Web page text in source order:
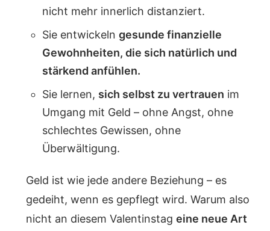
nicht mehr innerlich distanziert.
Sie entwickeln gesunde finanzielle
Gewohnheiten, die sich natürlich und
stärkend anfühlen.
Sie lernen, sich selbst zu vertrauen im
Umgang mit Geld – ohne Angst, ohne
schlechtes Gewissen, ohne
Überwältigung.
Geld ist wie jede andere Beziehung – es
gedeiht, wenn es gepflegt wird. Warum also
nicht an diesem Valentinstag eine neue Art